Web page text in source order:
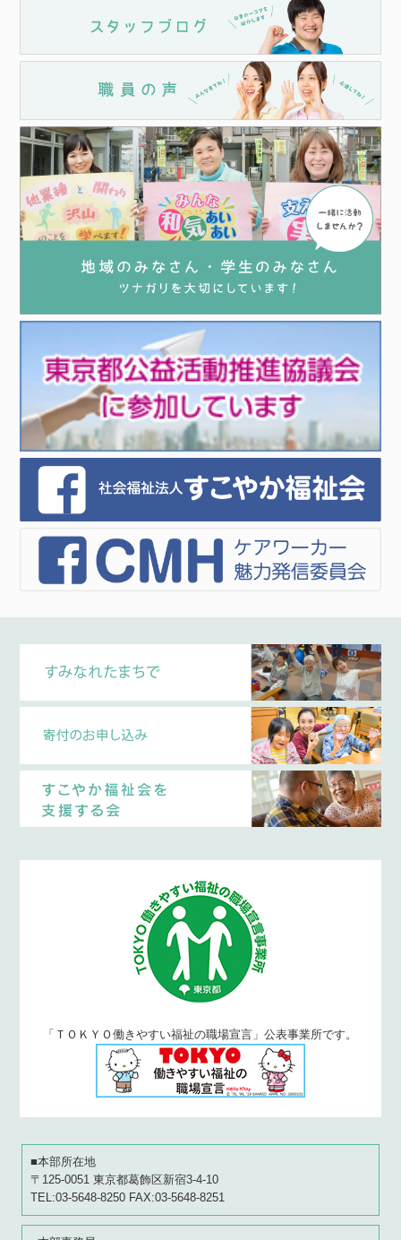
「ＴＯＫＹＯ働きやすい福祉の職場宣言」公表事業所です。
■本部所在地
〒125-0051 東京都葛飾区新宿3-4-10
TEL:03-5648-8250 FAX:03-5648-8251